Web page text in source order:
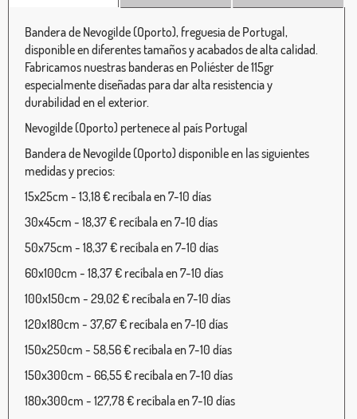
Bandera de Nevogilde (Oporto), freguesia de Portugal,
disponible en diferentes tamaños y acabados de alta calidad.
Fabricamos nuestras banderas en Poliéster de 115gr
especialmente diseñadas para dar alta resistencia y
durabilidad en el exterior.
Nevogilde (Oporto) pertenece al país Portugal
Bandera de Nevogilde (Oporto) disponible en las siguientes
medidas y precios:
15x25cm - 13,18 € recíbala en 7-10 días
30x45cm - 18,37 € recíbala en 7-10 días
50x75cm - 18,37 € recíbala en 7-10 días
60x100cm - 18,37 € recíbala en 7-10 días
100x150cm - 29,02 € recíbala en 7-10 días
120x180cm - 37,67 € recíbala en 7-10 días
150x250cm - 58,56 € recíbala en 7-10 días
150x300cm - 66,55 € recíbala en 7-10 días
180x300cm - 127,78 € recíbala en 7-10 días